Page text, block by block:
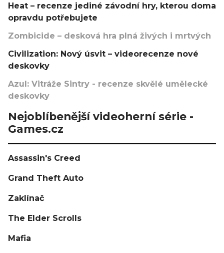
Heat – recenze jediné závodní hry, kterou doma
opravdu potřebujete
Zombicide – desková hra plná živých i mrtvých
Civilization: Nový úsvit – videorecenze nové
deskovky
Azul: Vitráže Sintry - recenze skvělé umělecké
deskovky
Nejoblíbenější videoherní série -
Games.cz
Assassin's Creed
Grand Theft Auto
Zaklínač
The Elder Scrolls
Mafia